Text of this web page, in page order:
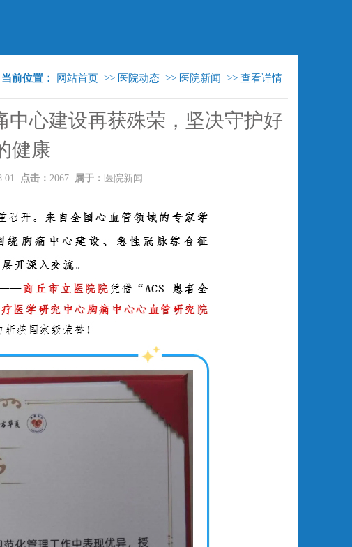
当前位置： 网站首页 >> 医院动态 >> 医院新闻 >> 查看详情
中心建设再获殊荣，坚决守护好
健康
点击： 2067 属于： 医院新闻